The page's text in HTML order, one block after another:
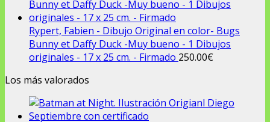
Rypert, Fabien - Dibujo Original en color- Bugs
Bunny et Daffy Duck -Muy bueno - 1 Dibujos
originales - 17 x 25 cm. - Firmado 250.00€
Los más valorados